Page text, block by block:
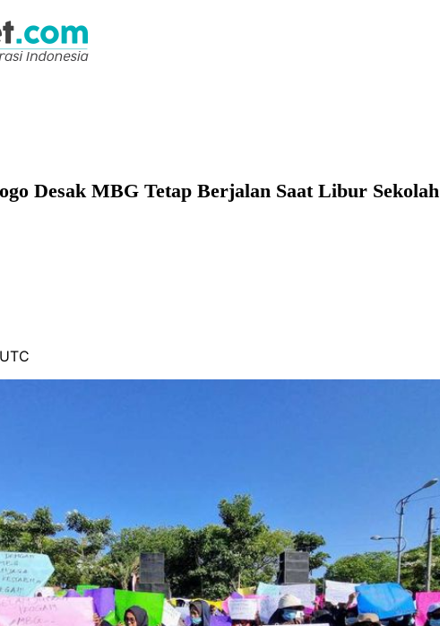
Desak MBG Tetap Berjalan Saat Libur Sekolah